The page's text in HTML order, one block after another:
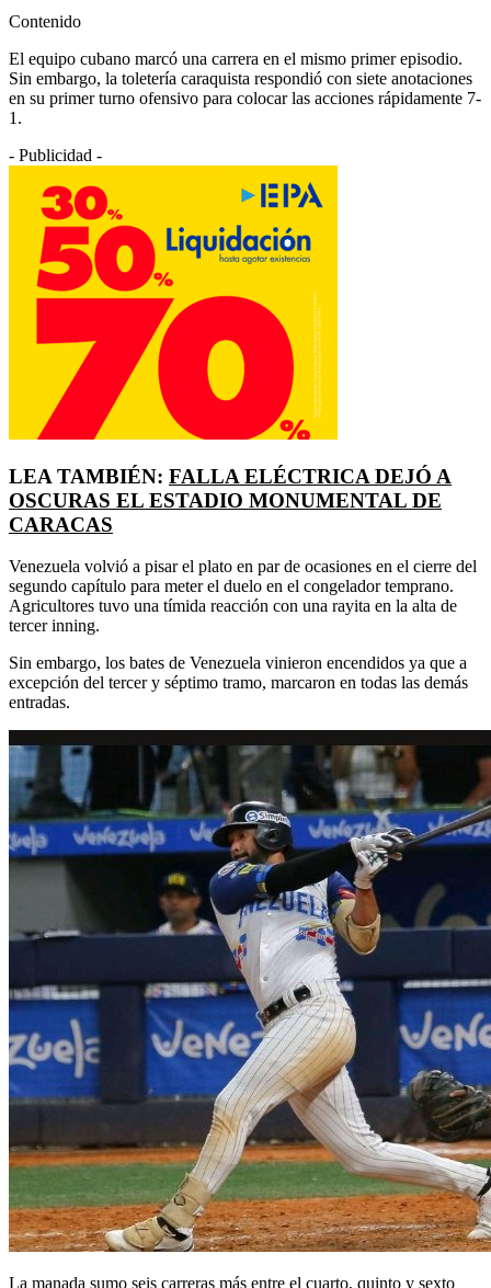
Contenido
El equipo cubano marcó una carrera en el mismo primer episodio.
Sin embargo, la toletería caraquista respondió con siete anotaciones
en su primer turno ofensivo para colocar las acciones rápidamente 7-
1.
- Publicidad -
LEA TAMBIÉN: FALLA ELÉCTRICA DEJÓ A
OSCURAS EL ESTADIO MONUMENTAL DE
CARACAS
Venezuela volvió a pisar el plato en par de ocasiones en el cierre del
segundo capítulo para meter el duelo en el congelador temprano.
Agricultores tuvo una tímida reacción con una rayita en la alta de
tercer inning.
Sin embargo, los bates de Venezuela vinieron encendidos ya que a
excepción del tercer y séptimo tramo, marcaron en todas las demás
entradas.
La manada sumo seis carreras más entre el cuarto, quinto y sexto